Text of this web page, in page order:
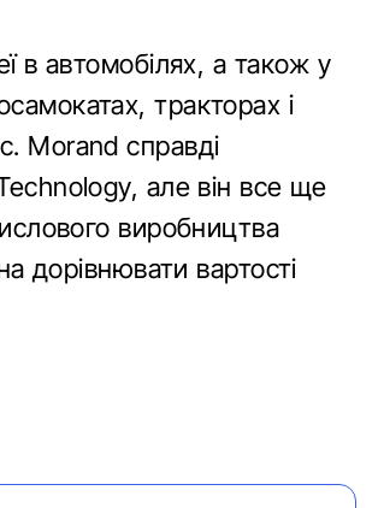
в автомобілях, а також у
тракторах і
Morand справді
але він все ще
виробництва
дорівнювати вартості